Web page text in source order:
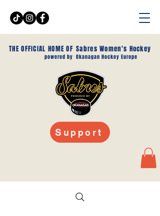
THE OFFICIAL HOME OF
powered by
Sabres Women's Hockey
Okanagan Hockey Europe
Support